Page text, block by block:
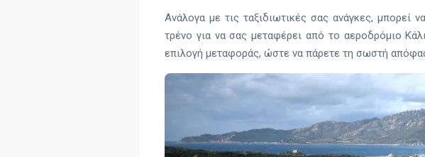
Ανάλογα με τις ταξιδιωτικές σας ανάγκες, μπορεί
τρένο για να σας μεταφέρει από το αεροδρόμιο
επιλογή μεταφοράς, ώστε να πάρετε τη σωστή